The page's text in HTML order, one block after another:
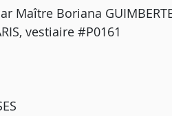
Maître Boriana
vestiaire #P0161